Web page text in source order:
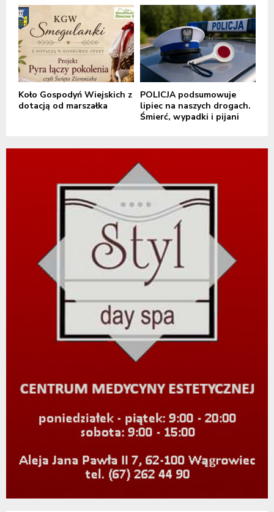
Koło Gospodyń Wiejskich z
dotacją od marszałka
POLICJA podsumowuje
lipiec na naszych drogach.
Śmierć, wypadki i pijani